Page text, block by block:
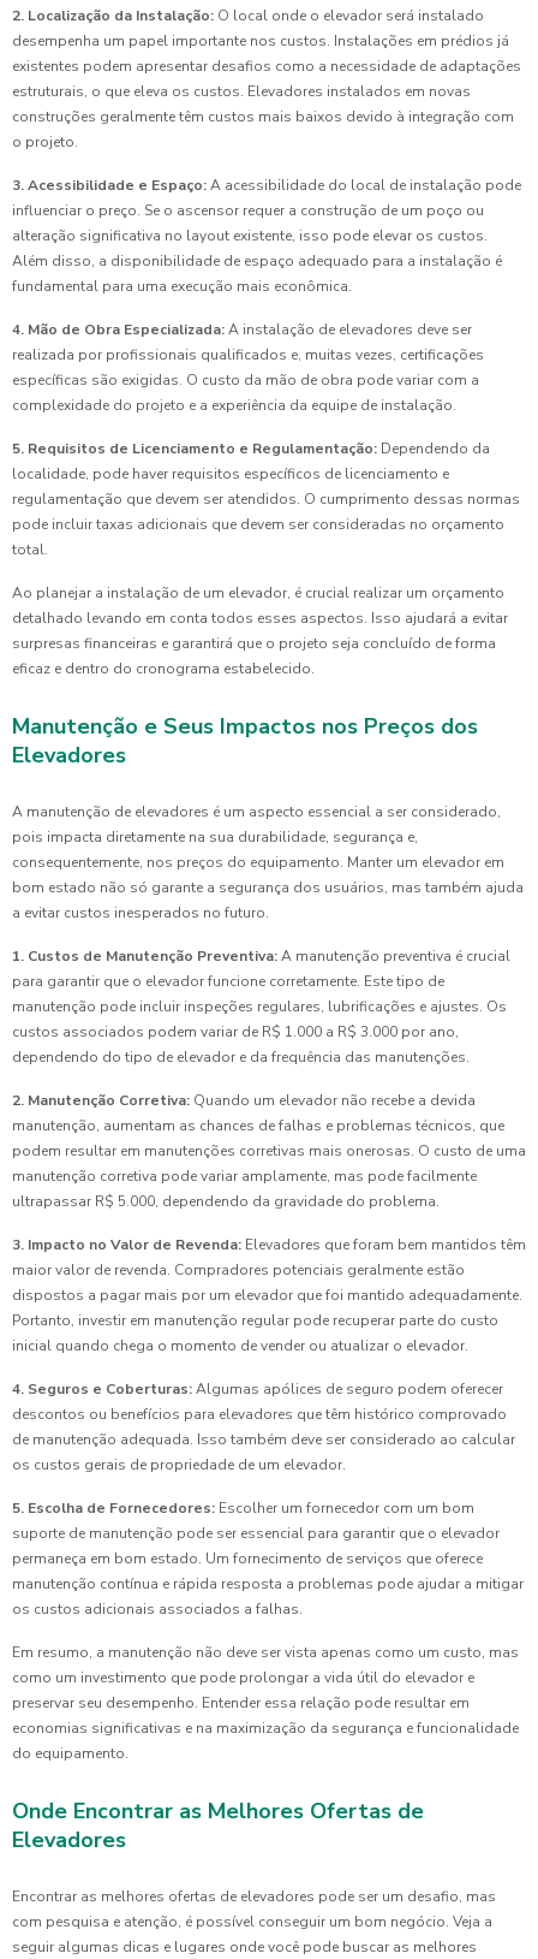
2. Localização da Instalação: O local onde o elevador será instalado
desempenha um papel importante nos custos. Instalações em prédios já
existentes podem apresentar desafios como a necessidade de adaptações
estruturais, o que eleva os custos. Elevadores instalados em novas
construções geralmente têm custos mais baixos devido à integração com
o projeto.
3. Acessibilidade e Espaço:A acessibilidade do local de instalação pode
influenciar o preço. Se o ascensor requer a construção de um poço ou
alteração significativa no layout existente, isso pode elevar os custos.
Além disso, a disponibilidade de espaço adequado para a instalação é
fundamental para uma execução mais econômica.
4. Mão de Obra Especializada:A instalação de elevadores deve ser
realizada por profissionais qualificados e, muitas vezes, certificações
específicas são exigidas. O custo da mão de obra pode variar com a
complexidade do projeto e a experiência da equipe de instalação.
5. Requisitos de Licenciamento e Regulamentação: Dependendo da
localidade, pode haver requisitos específicos de licenciamento e
regulamentação que devem ser atendidos. O cumprimento dessas normas
pode incluir taxas adicionais que devem ser consideradas no orçamento
total.
Ao planejar a instalação de um elevador, é crucial realizar um orçamento
detalhado levando em conta todos esses aspectos. Isso ajudará a evitar
surpresas financeiras e garantirá que o projeto seja concluído de forma
eficaz e dentro do cronograma estabelecido.
Manutenção e Seus Impactos nos Preços dos
Elevadores
A manutenção de elevadores é um aspecto essencial a ser considerado,
pois impacta diretamente na sua durabilidade, segurança e,
consequentemente, nos preços do equipamento. Manter um elevador em
bom estado não só garante a segurança dos usuários, mas também ajuda
a evitar custos inesperados no futuro.
1. Custos de Manutenção Preventiva:A manutenção preventiva é crucial
para garantir que o elevador funcione corretamente. Este tipo de
manutenção pode incluir inspeções regulares, lubrificações e ajustes. Os
custos associados podem variar de R$ 1.000 a R$ 3.000 por ano,
dependendo do tipo de elevador e da frequência das manutenções.
2. Manutenção Corretiva: Quando um elevador não recebe a devida
manutenção, aumentam as chances de falhas e problemas técnicos, que
podem resultar em manutenções corretivas mais onerosas. O custo de uma
manutenção corretiva pode variar amplamente, mas pode facilmente
ultrapassar R$ 5.000, dependendo da gravidade do problema.
3. Impacto no Valor de Revenda: Elevadores que foram bem mantidos têm
maior valor de revenda. Compradores potenciais geralmente estão
dispostos a pagar mais por um elevador que foi mantido adequadamente.
Portanto, investir em manutenção regular pode recuperar parte do custo
inicial quando chega o momento de vender ou atualizar o elevador.
4. Seguros e Coberturas:Algumas apólices de seguro podem oferecer
descontos ou benefícios para elevadores que têm histórico comprovado
de manutenção adequada. Isso também deve ser considerado ao calcular
os custos gerais de propriedade de um elevador.
5. Escolha de Fornecedores: Escolher um fornecedor com um bom
suporte de manutenção pode ser essencial para garantir que o elevador
permaneça em bom estado. Um fornecimento de serviços que oferece
manutenção contínua e rápida resposta a problemas pode ajudar a mitigar
os custos adicionais associados a falhas.
Em resumo, a manutenção não deve ser vista apenas como um custo, mas
como um investimento que pode prolongar a vida útil do elevador e
preservar seu desempenho. Entender essa relação pode resultar em
economias significativas e na maximização da segurança e funcionalidade
do equipamento.
Onde Encontrar as Melhores Ofertas de
Elevadores
Encontrar as melhores ofertas de elevadores pode ser um desafio, mas
com pesquisa e atenção, é possível conseguir um bom negócio. Veja a
seguir algumas dicas e lugares onde você pode buscar as melhores